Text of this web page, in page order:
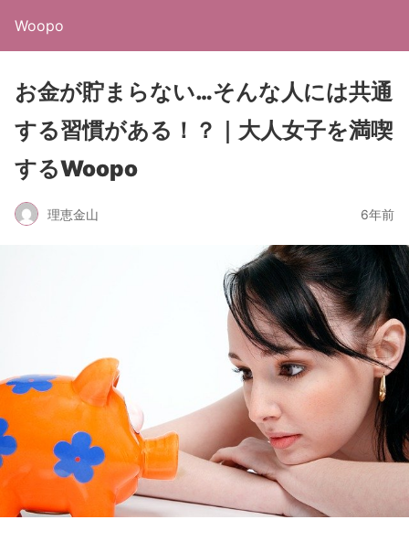
Woopo
お金が貯まらない…そんな人には共通
する習慣がある！？｜大人女子を満喫
するWoopo
理恵金山 6年前